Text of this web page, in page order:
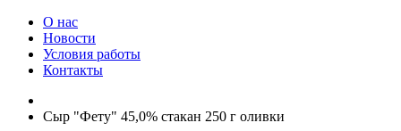
О нас
Новости
Условия работы
Контакты
Сыр "Фету" 45,0% стакан 250 г оливки